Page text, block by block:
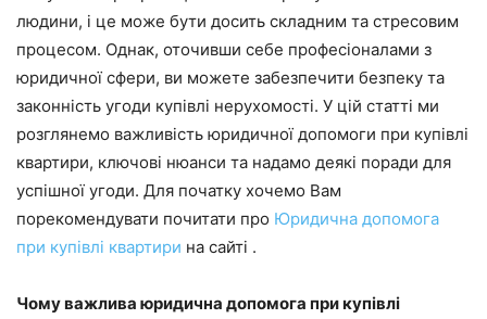
людини, і це може бути досить складним та стресовим
процесом. Однак, оточивши себе професіоналами з
юридичної сфери, ви можете забезпечити безпеку та
законність угоди купівлі нерухомості. У цій статті ми
розглянемо важливість юридичної допомоги при купівлі
квартири, ключові нюанси та надамо деякі поради для
успішної угоди. Для початку хочемо Вам
порекомендувати почитати про Юридична допомога
при купівлі квартири на сайті .
Чому важлива юридична допомога при купівлі